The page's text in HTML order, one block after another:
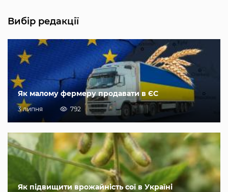
Вибір редакції
Як малому фермеру продавати в ЄС
3 липня 792
Як підвищити врожайність сої в Україні